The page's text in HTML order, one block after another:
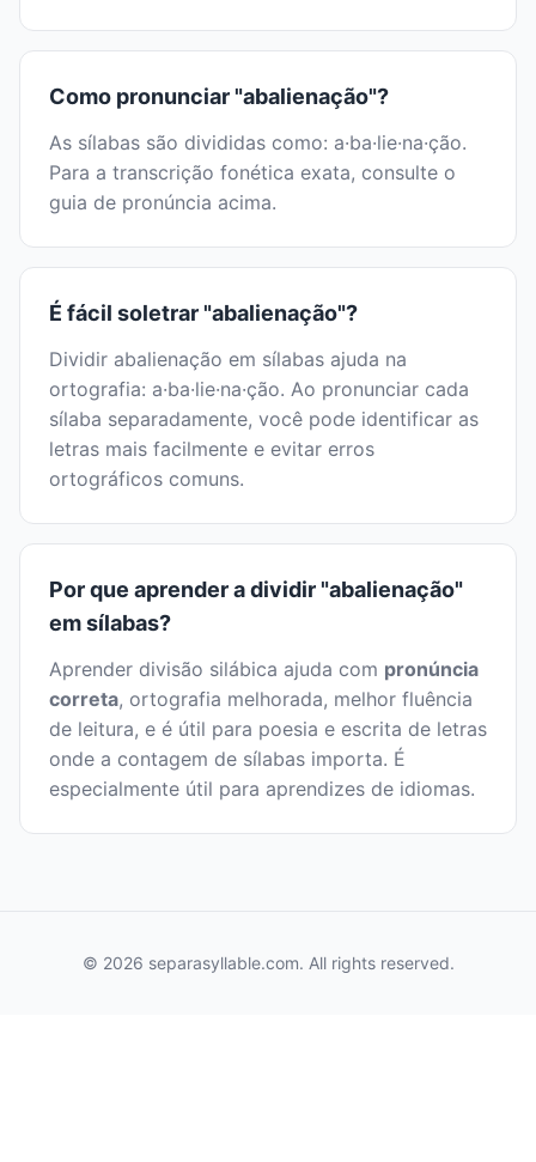
Como pronunciar "abalienação"?
As sílabas são divididas como: a·ba·lie·na·ção.
Para a transcrição fonética exata, consulte o
guia de pronúncia acima.
É fácil soletrar "abalienação"?
Dividir abalienação em sílabas ajuda na
ortografia: a·ba·lie·na·ção. Ao pronunciar cada
sílaba separadamente, você pode identificar as
letras mais facilmente e evitar erros
ortográficos comuns.
Por que aprender a dividir "abalienação"
em sílabas?
Aprender divisão silábica ajuda com pronúncia
correta, ortografia melhorada, melhor fluência
de leitura, e é útil para poesia e escrita de letras
onde a contagem de sílabas importa. É
especialmente útil para aprendizes de idiomas.
© 2026 separasyllable.com. All rights reserved.